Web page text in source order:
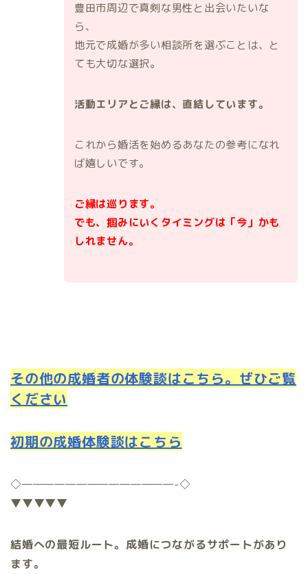
豊田市周辺で真剣な男性と出会いたいな
ら、
地元で成婚が多い相談所を選ぶことは、と
ても大切な選択。
活動エリアとご縁は、直結しています。
これから婚活を始めるあなたの参考になれ
ば嬉しいです。
ご縁は巡ります。
でも、掴みにいくタイミングは「今」かも
しれません。
その他の成婚者の体験談はこちら。ぜひご覧
ください
初期の成婚体験談はこちら
◇——————————————-◇
▼▼▼▼▼
結婚への最短ルート。成婚につながるサポートがあり
ます。